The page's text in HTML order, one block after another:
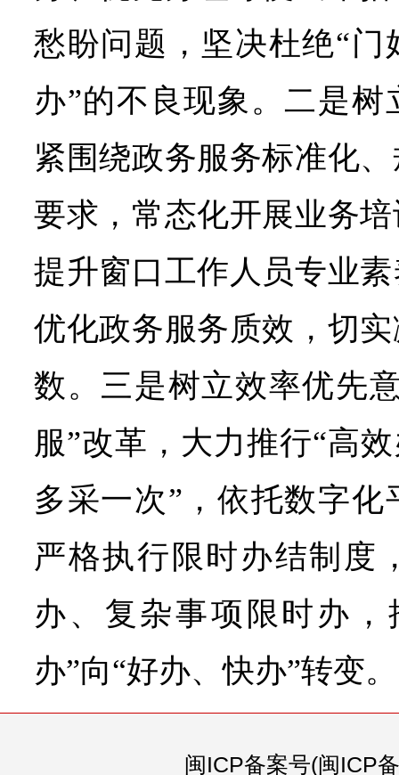
愁盼问题，坚决杜绝“
办”的不良现象。二是
紧围绕政务服务标准化
要求，常态化开展业务
提升窗口工作人员专业
优化政务服务质效，切
数。三是树立效率优先
服”改革，大力推行“高
多采一次”，依托数字
严格执行限时办结制度
办、复杂事项限时办
办”向“好办、快办”转变。
闽ICP备案号(闽ICP